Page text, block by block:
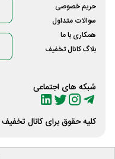
حریم خصوصی
سوالات متداول
همکاری با ما
بلاگ کانال تخفیف
شبکه های اجتماعی
کلیه حقوق برای کانال تخفیف